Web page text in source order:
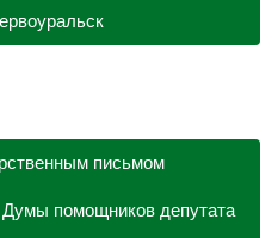
письмом
Думы помощников депутата